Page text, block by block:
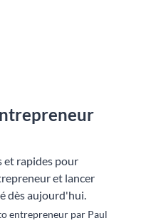
et rapides pour
et lancer
dès aujourd'hui.
entrepreneur par Paul